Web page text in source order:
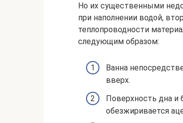
Но их существенными
при наполнении водой,
теплопроводности
следующим образом:
Ванна
вверх.
Поверхность дна и
обезжиривается